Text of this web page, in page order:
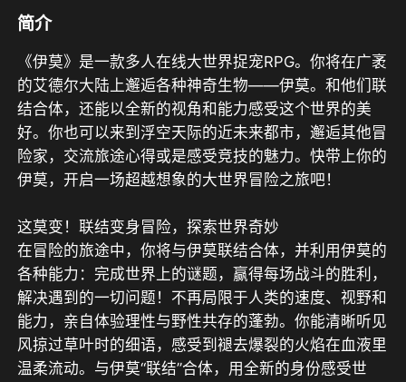
简介
《伊莫》是一款多人在线大世界捉宠RPG。你将在广袤
的艾德尔大陆上邂逅各种神奇生物——伊莫。和他们联
结合体，还能以全新的视角和能力感受这个世界的美
好。你也可以来到浮空天际的近未来都市，邂逅其他冒
险家，交流旅途心得或是感受竞技的魅力。快带上你的
伊莫，开启一场超越想象的大世界冒险之旅吧！
这莫变！联结变身冒险，探索世界奇妙
在冒险的旅途中，你将与伊莫联结合体，并利用伊莫的
各种能力：完成世界上的谜题，赢得每场战斗的胜利，
解决遇到的一切问题！不再局限于人类的速度、视野和
能力，亲自体验理性与野性共存的蓬勃。你能清晰听见
风掠过草叶时的细语，感受到褪去爆裂的火焰在血液里
温柔流动。与伊莫“联结”合体，用全新的身份感受世